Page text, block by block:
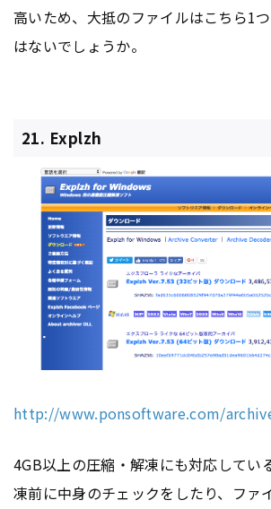
高いため、大抵のファイルはこちら1
はないでしょうか。
21. Explzh
http://www.ponsoftware.com/
4GB以上の圧縮・解凍にも対応してい
凍前に中身のチェックをしたり、ファ